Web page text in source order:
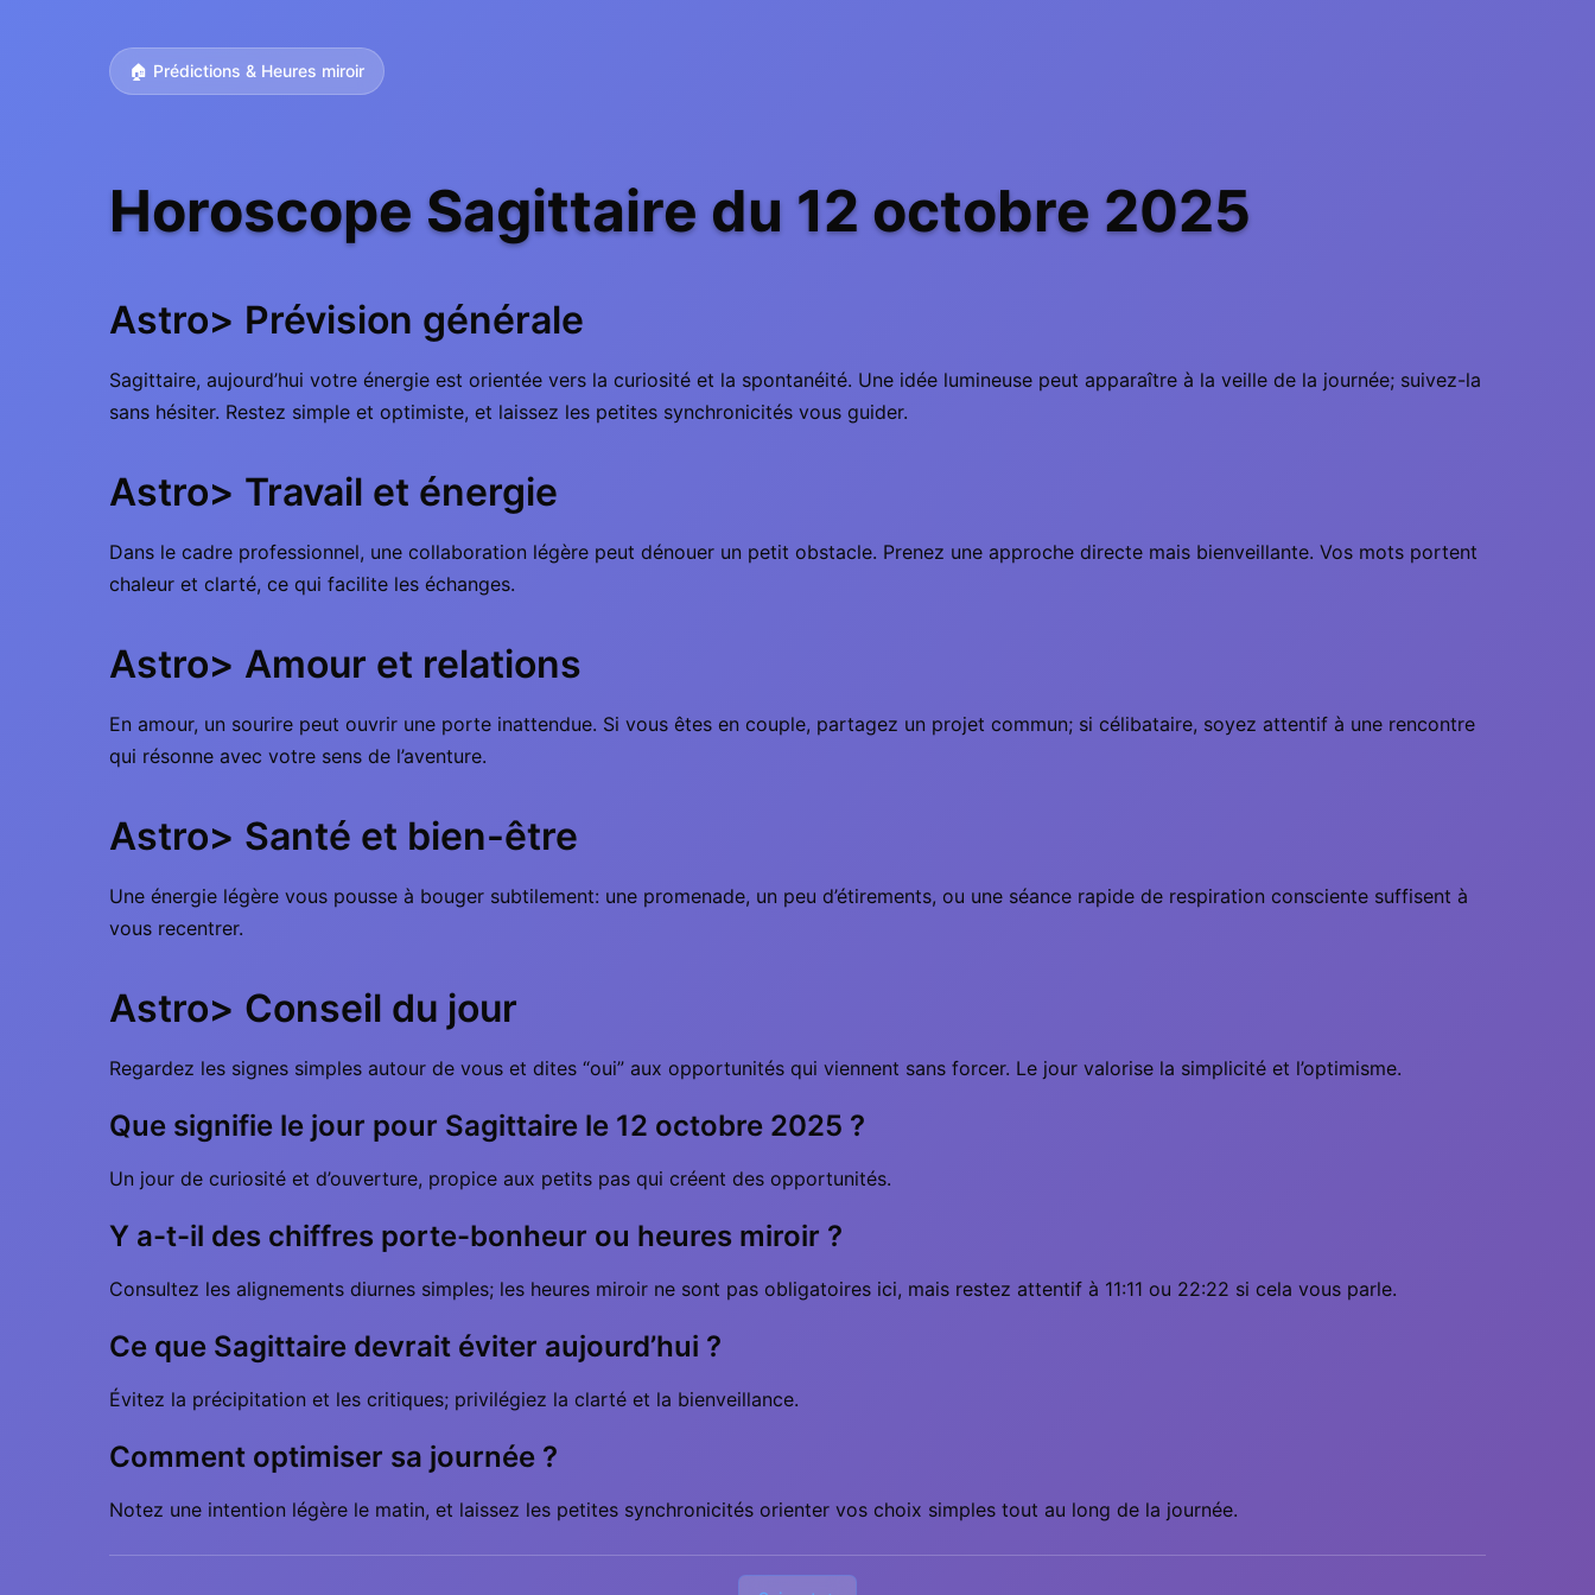
🏠 Prédictions & Heures miroir
Horoscope Sagittaire du 12 octobre 2025
Astro> Prévision générale
Sagittaire, aujourd’hui votre énergie est orientée vers la curiosité et la spontanéité. Une idée lumineuse peut apparaître à la veille de la journée; suivez-la
sans hésiter. Restez simple et optimiste, et laissez les petites synchronicités vous guider.
Astro> Travail et énergie
Dans le cadre professionnel, une collaboration légère peut dénouer un petit obstacle. Prenez une approche directe mais bienveillante. Vos mots portent
chaleur et clarté, ce qui facilite les échanges.
Astro> Amour et relations
En amour, un sourire peut ouvrir une porte inattendue. Si vous êtes en couple, partagez un projet commun; si célibataire, soyez attentif à une rencontre
qui résonne avec votre sens de l’aventure.
Astro> Santé et bien-être
Une énergie légère vous pousse à bouger subtilement: une promenade, un peu d’étirements, ou une séance rapide de respiration consciente suffisent à
vous recentrer.
Astro> Conseil du jour
Regardez les signes simples autour de vous et dites “oui” aux opportunités qui viennent sans forcer. Le jour valorise la simplicité et l’optimisme.
Que signifie le jour pour Sagittaire le 12 octobre 2025 ?
Un jour de curiosité et d’ouverture, propice aux petits pas qui créent des opportunités.
Y a-t-il des chiffres porte-bonheur ou heures miroir ?
Consultez les alignements diurnes simples; les heures miroir ne sont pas obligatoires ici, mais restez attentif à 11:11 ou 22:22 si cela vous parle.
Ce que Sagittaire devrait éviter aujourd’hui ?
Évitez la précipitation et les critiques; privilégiez la clarté et la bienveillance.
Comment optimiser sa journée ?
Notez une intention légère le matin, et laissez les petites synchronicités orienter vos choix simples tout au long de la journée.